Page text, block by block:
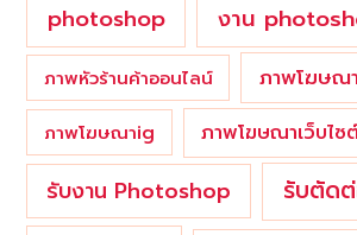
photoshop งาน
ภาพหัวร้านค้าออนไลน์ ภาพโฆษณ
ภาพโฆษณาig ภาพโฆษณาเว็บไซ
รับงาน Photoshop
รับตัด